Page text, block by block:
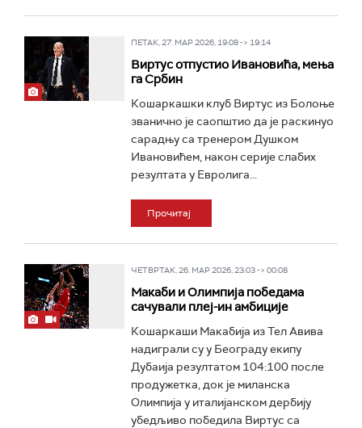
ПЕТАК, 27. МАР 2026, 19:08 -> 19:14
Виртус отпустио Ивановића, мења
га Србин
Кошаркашки клуб Виртус из Болоње
званично је саопштио да је раскинуо
сарадњу са тренером Душком
Ивановићем, након серије слабих
резултата у Евролига...
Прочитај
ЧЕТВРТАК, 26. МАР 2026, 23:03 -> 00:08
Макаби и Олимпија победама
сачували плеј-ин амбиције
Кошаркаши Макабија из Тел Авива
надиграли су у Београду екипу
Дубаија резултатом 104:100 после
продужетка, док је миланска
Олимпија у италијанском дербију
убедљиво победила Виртус са